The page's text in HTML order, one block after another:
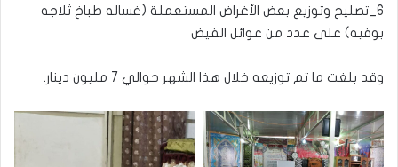
6_تصليح وتوزيع بعض الأغراض المستعملة (غساله طباخ ثلاجه
بوفيه) على عدد من عوائل الفيض
وقد بلغت ما تم توزيعه خلال هذا الشهر حوالي 7 مليون دينار.